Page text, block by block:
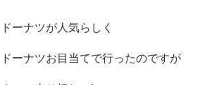
ドーナツが人気らしく
ドーナツお目当てで行ったのですが